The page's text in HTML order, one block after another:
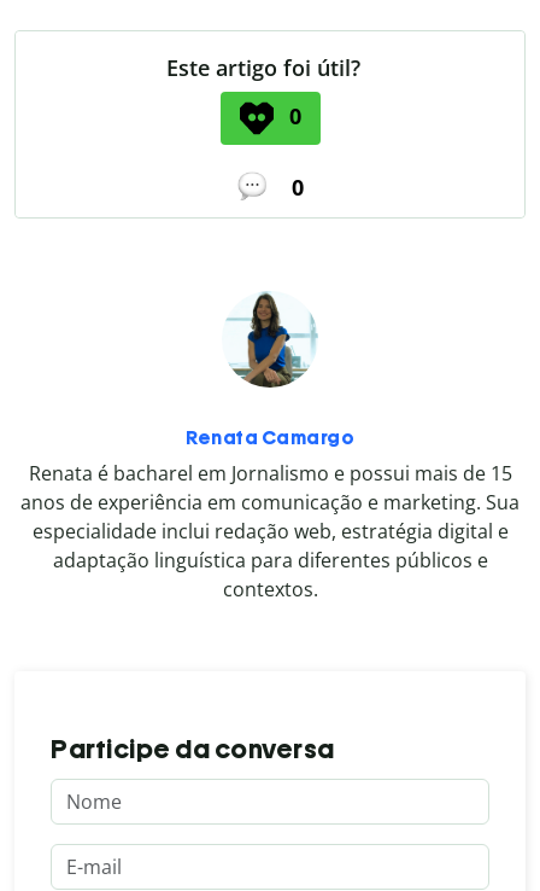
Este artigo foi útil?
0
0
Renata Camargo
Renata é bacharel em Jornalismo e possui mais de 15
anos de experiência em comunicação e marketing. Sua
especialidade inclui redação web, estratégia digital e
adaptação linguística para diferentes públicos e
contextos.
Participe da conversa